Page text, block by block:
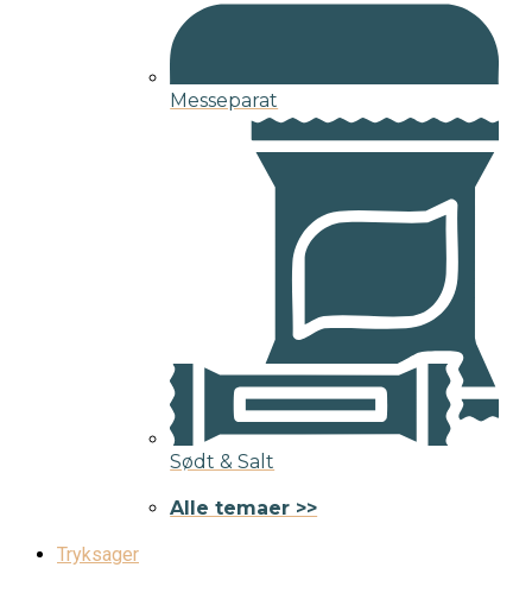
Messeparat
Sødt & Salt
Alle temaer >>
Tryksager